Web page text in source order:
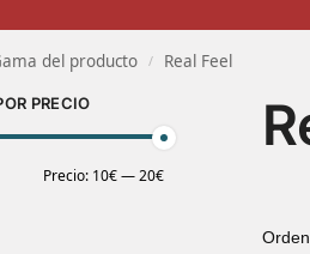
del producto / Real Feel
PRECIO
Precio: 10€—20€